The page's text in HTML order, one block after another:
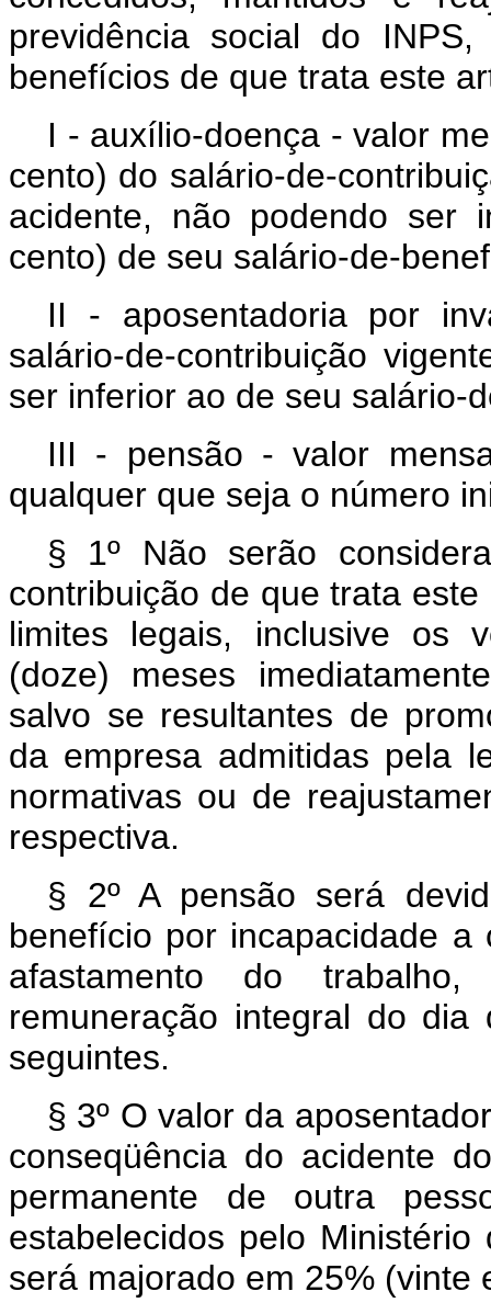
previdência social do
benefícios de que trata este
I - auxílio-doença - valor
cento) do salário-de-
acidente, não podendo ser
cento) de seu salário-de-
II - aposentadoria por
salário-de-contribuição
ser inferior ao de seu salário-
III - pensão - valor
qualquer que seja o número
§ 1º Não serão
contribuição de que trata
limites legais, inclusive os
(doze) meses
salvo se resultantes de
da empresa admitidas pela
normativas ou de
respectiva.
§ 2º A pensão será
benefício por incapacidade
afastamento do
remuneração integral do
seguintes.
§ 3º O valor da
conseqüência do acidente
permanente de outra
estabelecidos pelo
será majorado em 25% (vinte